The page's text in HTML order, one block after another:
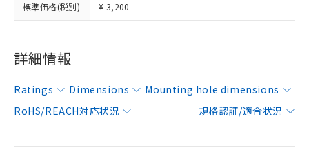
標準価格(税別) ¥ 3,200
詳細情報
Ratings Dimensions
Mounting hole dimensions
RoHS/REACH対応状況
規格認証/適合状況